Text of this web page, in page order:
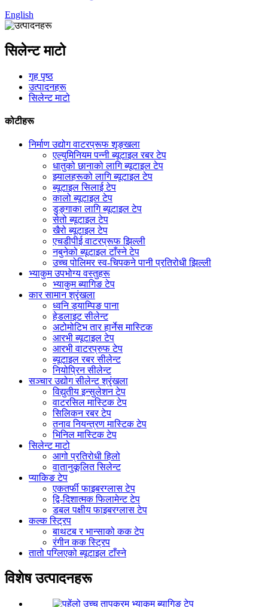
English
सिलेन्ट माटो
गृह पृष्ठ
उत्पादनहरू
सिलेन्ट माटो
कोटीहरू
निर्माण उद्योग वाटरप्रूफ शृङ्खला
एल्युमिनियम पन्नी ब्यूटाइल रबर टेप
धातुको छानाको लागि ब्यूटाइल टेप
झ्यालहरूको लागि ब्यूटाइल टेप
ब्यूटाइल सिलाई टेप
कालो ब्यूटाइल टेप
डुङ्गाका लागि ब्यूटाइल टेप
सेतो ब्यूटाइल टेप
खैरो ब्यूटाइल टेप
एचडीपीई वाटरप्रूफ झिल्ली
नबुनेको ब्यूटाइल टाँस्ने टेप
उच्च पोलिमर स्व-चिपकने पानी प्रतिरोधी झिल्ली
भ्याकुम उपभोग्य वस्तुहरू
भ्याकुम ब्यागिङ टेप
कार सामान श्रृंखला
ध्वनि ड्याम्पिङ पाना
हेडलाइट सीलेन्ट
अटोमोटिभ तार हार्नेस मास्टिक
आरभी ब्यूटाइल टेप
आरभी वाटरप्रुफ टेप
ब्यूटाइल रबर सीलेन्ट
नियोप्रिन सीलेन्ट
सञ्चार उद्योग सीलेन्ट श्रृंखला
विद्युतीय इन्सुलेशन टेप
वाटरसिल मास्टिक टेप
सिलिकन रबर टेप
तनाव नियन्त्रण मास्टिक टेप
भिनिल मास्टिक टेप
सिलेन्ट माटो
आगो प्रतिरोधी हिलो
वातानुकूलित सिलेन्ट
प्याकिङ टेप
एकतर्फी फाइबरग्लास टेप
द्वि-दिशात्मक फिलामेन्ट टेप
डबल पक्षीय फाइबरग्लास टेप
कल्क स्ट्रिप
बाथटब र भान्साको कक टेप
रंगीन कक स्ट्रिप
तातो पग्लिएको ब्यूटाइल टाँस्ने
विशेष उत्पादनहरू